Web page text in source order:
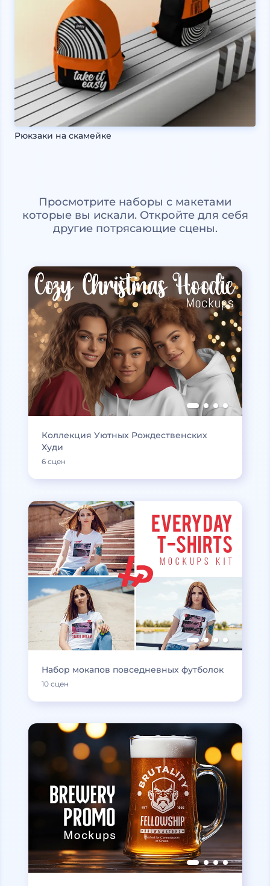
Рюкзаки на скамейке
Просмотрите наборы с макетами
которые вы искали. Откройте для себя
другие потрясающие сцены.
Коллекция Уютных Рождественских
Худи
6 сцен
Набор мокапов повседневных футболок
10 сцен